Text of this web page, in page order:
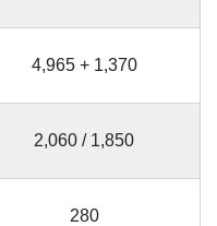
4,965 + 1,370
2,060 / 1,850
280